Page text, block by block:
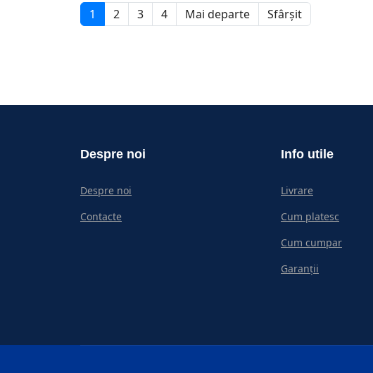
1 2 3 4 Mai departe Sfârșit
Despre noi
Despre noi
Contacte
Info utile
Livrare
Cum platesc
Cum cumpar
Garanții